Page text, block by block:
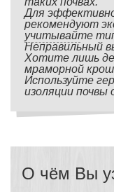
Для
рекомендуют
учитывайте
Неправильный
Хотите лишь
мраморной
Используйте
изоляции почвы
О чём Вы